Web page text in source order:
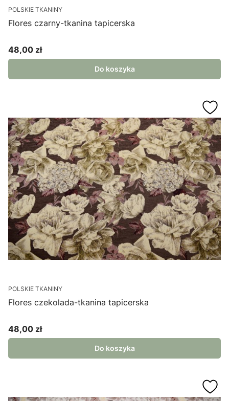
POLSKIE TKANINY
Flores czarny-tkanina tapicerska
Cena
48,00 zł
Do koszyka
POLSKIE TKANINY
Flores czekolada-tkanina tapicerska
Cena
48,00 zł
Do koszyka